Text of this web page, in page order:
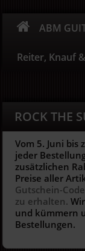
ABM
Reiter, Knauf
ROCK THE
Vom 5. Juni bis
jeder
zusätzlichen
Preise aller
Gutschein-
zu erhalten.
und kümmern
Bestellungen.